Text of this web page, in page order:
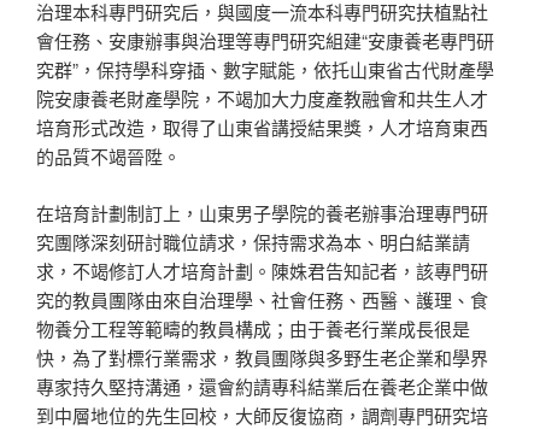
治理本科專門研究后，與國度一流本科專門研究扶植點社
會任務、安康辦事與治理等專門研究組建“安康養老專門研
究群”，保持學科穿插、數字賦能，依托山東省古代財產學
院安康養老財產學院，不竭加大力度產教融會和共生人才
培育形式改造，取得了山東省講授結果獎，人才培育東西
的品質不竭晉陞。
在培育計劃制訂上，山東男子學院的養老辦事治理專門研
究團隊深刻研討職位請求，保持需求為本、明白結業請
求，不竭修訂人才培育計劃。陳姝君告知記者，該專門研
究的教員團隊由來自治理學、社會任務、西醫、護理、食
物養分工程等範疇的教員構成；由于養老行業成長很是
快，為了對標行業需求，教員團隊與多野生老企業和學界
專家持久堅持溝通，還會約請專科結業后在養老企業中做
到中層地位的先生回校，大師反復協商，調劑專門研究培